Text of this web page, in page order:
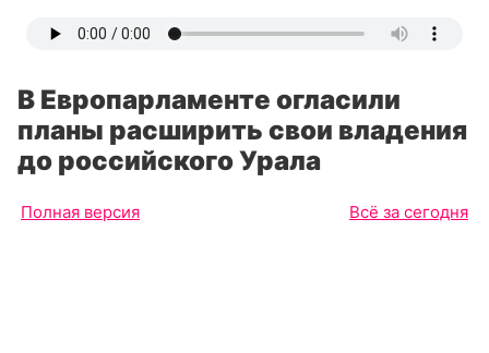
В Европарламенте огласили
планы расширить свои владения
до российского Урала
Полная версия Всё за сегодня